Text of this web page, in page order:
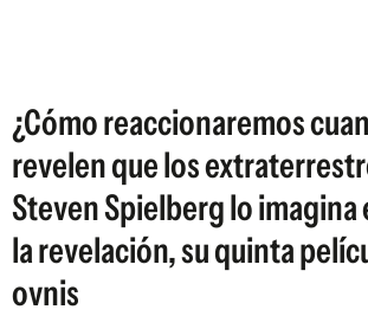
¿Cómo reaccionaremos
revelen que los
Steven Spielberg lo imagina
la revelación, su quinta
ovnis